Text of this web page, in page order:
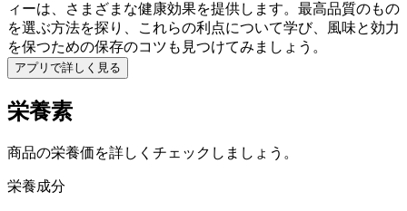
ィーは、さまざまな健康効果を提供します。最高品質のもの
を選ぶ方法を探り、これらの利点について学び、風味と効力
を保つための保存のコツも見つけてみましょう。
アプリで詳しく見る
栄養素
商品の栄養価を詳しくチェックしましょう。
栄養成分